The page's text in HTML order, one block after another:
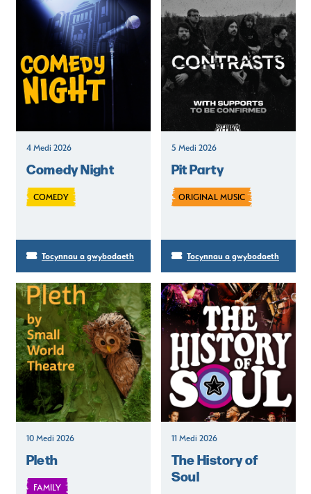
4 Medi 2026
Comedy Night
COMEDY
Tocynnau a gwybodaeth
5 Medi 2026
Pit Party
ORIGINAL MUSIC
Tocynnau a gwybodaeth
10 Medi 2026
Pleth
FAMILY
11 Medi 2026
The History of
Soul